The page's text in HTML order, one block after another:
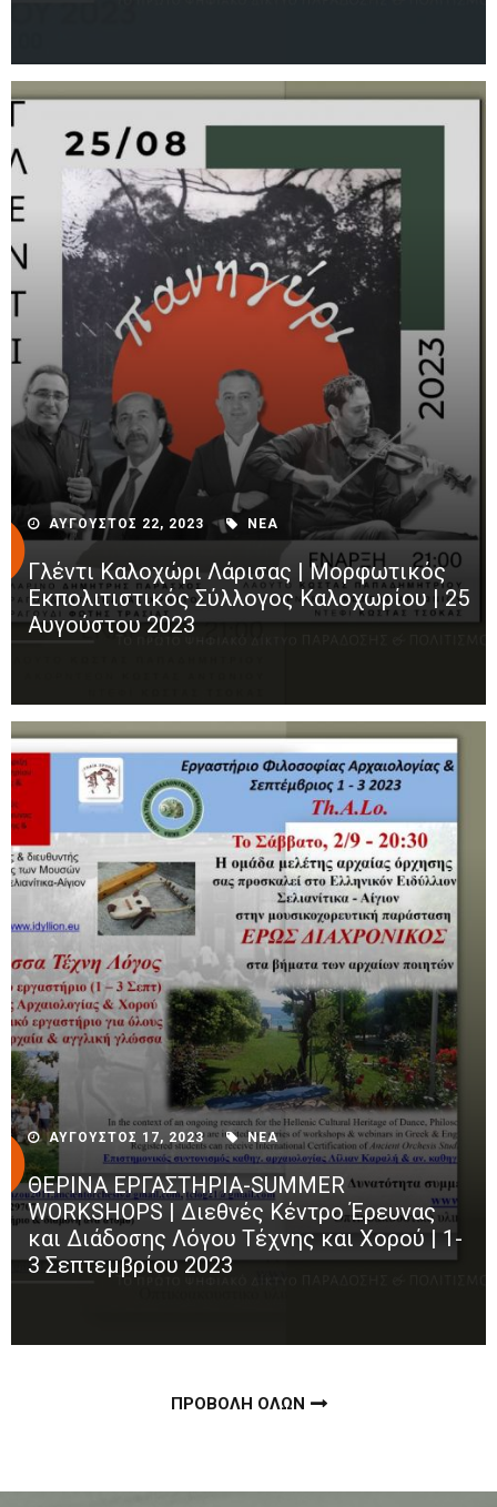
ΑΥΓΟΥΣΤΟΣ 22, 2023 ΝΕΑ
Γλέντι Καλοχώρι Λάρισας | Μορφωτικός
Εκπολιτιστικός Σύλλογος Καλοχωρίου | 25
Αυγούστου 2023
ΑΥΓΟΥΣΤΟΣ 17, 2023 ΝΕΑ
ΘΕΡΙΝΑ ΕΡΓΑΣΤΗΡΙΑ-SUMMER
WORKSHOPS | Διεθνές Κέντρο Έρευνας
και Διάδοσης Λόγου Τέχνης και Χορού | 1-
3 Σεπτεμβρίου 2023
ΠΡΟΒΟΛΗ ΟΛΩΝ